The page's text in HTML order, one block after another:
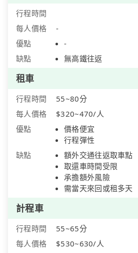
行程時間
每人價格
-
優點
-
缺點
無高鐵往返
租車
行程時間
55~80分
每人價格
$320~470/人
優點
價格便宜
行程彈性
缺點
額外交通往返取車點
取還車時間受限
承擔額外風險
需當天來回或租多天
計程車
行程時間
55~65分
每人價格
$530~630/人